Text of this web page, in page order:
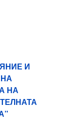
И
НА